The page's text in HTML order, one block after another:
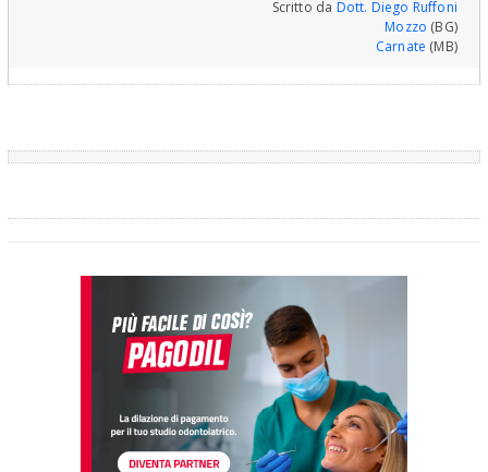
Scritto da Dott. Diego Ruffoni
Mozzo (BG)
Carnate (MB)